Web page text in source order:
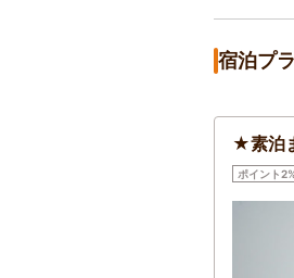
宿泊プ
★素泊
ポイント